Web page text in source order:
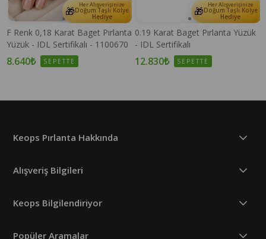
🎁 Her Alışverişinize
Doğum Taşlı Kolye
Hediye
F Renk 0,18 Karat Baget Pırlanta
Yüzük - IDL Sertifikalı - 1100670
8.640₺ SEPETTE
🎁 Her Alışverişinize
Doğum Taşlı Kolye
Hediye
0.19 Karat Baget Pırlanta Yüzük
- IDL Sertifikalı
12.830₺ SEPETTE
Keops Pırlanta Hakkında
Alışveriş Bilgileri
Keops Bilgilendiriyor
Popüler Aramalar